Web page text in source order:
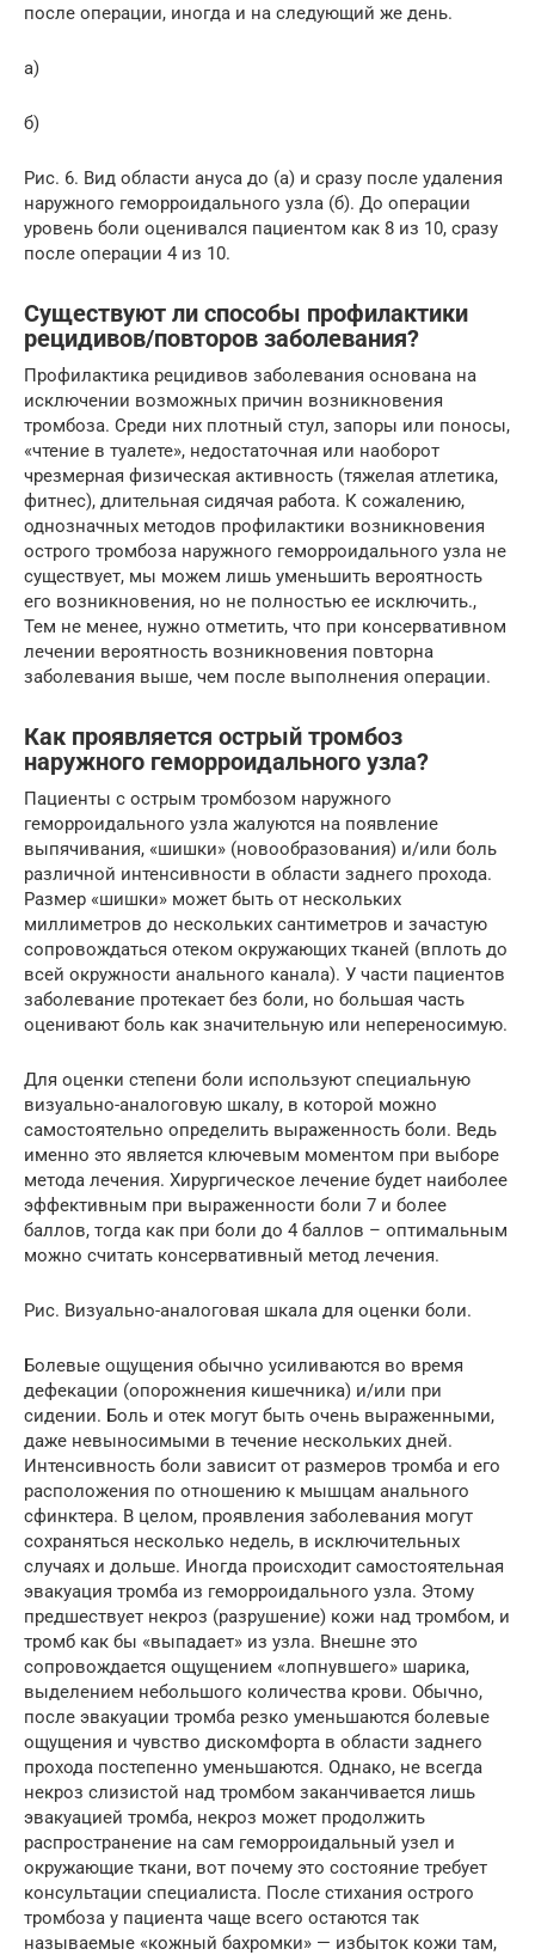
после операции, иногда и на следующий же день.
a)
б)
Рис. 6. Вид области ануса до (а) и сразу после удаления
наружного геморроидального узла (б). До операции
уровень боли оценивался пациентом как 8 из 10, сразу
после операции 4 из 10.
Существуют ли способы профилактики
рецидивов/повторов заболевания?
Профилактика рецидивов заболевания основана на
исключении возможных причин возникновения
тромбоза. Среди них плотный стул, запоры или поносы,
«чтение в туалете», недостаточная или наоборот
чрезмерная физическая активность (тяжелая атлетика,
фитнес), длительная сидячая работа. К сожалению,
однозначных методов профилактики возникновения
острого тромбоза наружного геморроидального узла не
существует, мы можем лишь уменьшить вероятность
его возникновения, но не полностью ее исключить.,
Тем не менее, нужно отметить, что при консервативном
лечении вероятность возникновения повторна
заболевания выше, чем после выполнения операции.
Как проявляется острый тромбоз
наружного геморроидального узла?
Пациенты с острым тромбозом наружного
геморроидального узла жалуются на появление
выпячивания, «шишки» (новообразования) и/или боль
различной интенсивности в области заднего прохода.
Размер «шишки» может быть от нескольких
миллиметров до нескольких сантиметров и зачастую
сопровождаться отеком окружающих тканей (вплоть до
всей окружности анального канала). У части пациентов
заболевание протекает без боли, но большая часть
оценивают боль как значительную или непереносимую.
Для оценки степени боли используют специальную
визуально-аналоговую шкалу, в которой можно
самостоятельно определить выраженность боли. Ведь
именно это является ключевым моментом при выборе
метода лечения. Хирургическое лечение будет наиболее
эффективным при выраженности боли 7 и более
баллов, тогда как при боли до 4 баллов – оптимальным
можно считать консервативный метод лечения.
Рис. Визуально-аналоговая шкала для оценки боли.
Болевые ощущения обычно усиливаются во время
дефекации (опорожнения кишечника) и/или при
сидении. Боль и отек могут быть очень выраженными,
даже невыносимыми в течение нескольких дней.
Интенсивность боли зависит от размеров тромба и его
расположения по отношению к мышцам анального
сфинктера. В целом, проявления заболевания могут
сохраняться несколько недель, в исключительных
случаях и дольше. Иногда происходит самостоятельная
эвакуация тромба из геморроидального узла. Этому
предшествует некроз (разрушение) кожи над тромбом, и
тромб как бы «выпадает» из узла. Внешне это
сопровождается ощущением «лопнувшего» шарика,
выделением небольшого количества крови. Обычно,
после эвакуации тромба резко уменьшаются болевые
ощущения и чувство дискомфорта в области заднего
прохода постепенно уменьшаются. Однако, не всегда
некроз слизистой над тромбом заканчивается лишь
эвакуацией тромба, некроз может продолжить
распространение на сам геморроидальный узел и
окружающие ткани, вот почему это состояние требует
консультации специалиста. После стихания острого
тромбоза у пациента чаще всего остаются так
называемые «кожный бахромки» — избыток кожи там,